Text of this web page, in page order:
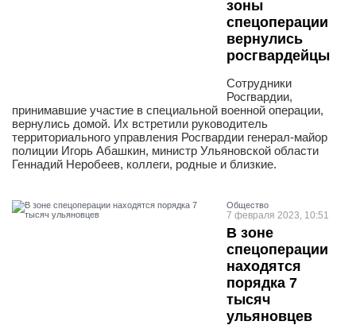
зоны
спецоперации
вернулись
росгвардейцы
Сотрудники
Росгвардии,
принимавшие участие в специальной военной операции,
вернулись домой. Их встретили руководитель
территориального управления Росгвардии генерал-майор
полиции Игорь Абашкин, министр Ульяновской области
Геннадий Неробеев, коллеги, родные и близкие.
Общество
7 февраля 2023, 10:51
В зоне
спецоперации
находятся
порядка 7
тысяч
ульяновцев